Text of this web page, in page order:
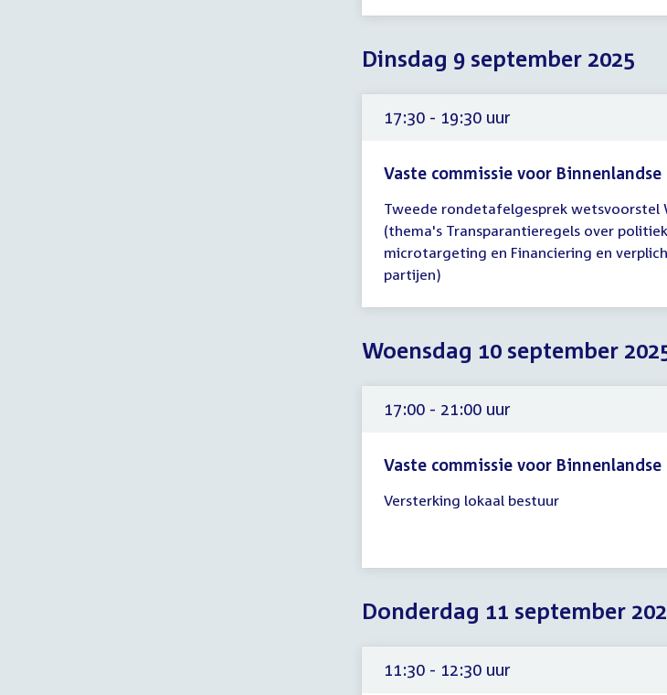
Dinsdag 9 september 2025
17:30 - 19:30 uur
Vaste commissie voor Binnenlandse
vergadering
17:30
-
19:30
uur
Tweede rondetafelgesprek wetsvoorstel
(thema's Transparantieregels over
microtargeting en Financiering en
partijen)
Woensdag 10 september
17:00 - 21:00 uur
Vaste commissie voor Binnenlandse
vergadering
21:00
Versterking lokaal bestuur
Donderdag 11 september
11:30 - 12:30 uur